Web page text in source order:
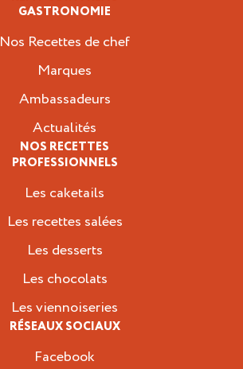
GASTRONOMIE
Nos Recettes de chef
Marques
Ambassadeurs
Actualités
NOS RECETTES
PROFESSIONNELS
Les caketails
Les recettes salées
Les desserts
Les chocolats
Les viennoiseries
RÉSEAUX SOCIAUX
Facebook